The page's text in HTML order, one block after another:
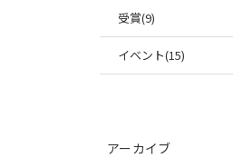
受賞(9)
イベント(15)
アーカイブ